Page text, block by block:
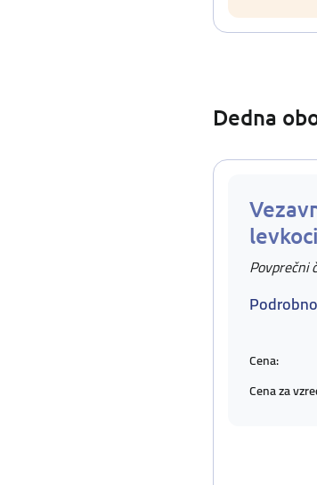
Dedna
Povprečni
Podrobno
Cena:
Cena za